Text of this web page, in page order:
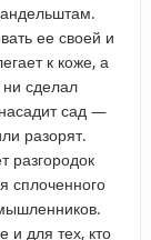
ее своей и
к коже, а
сделал
сад —
разорят.
разгородок
сплоченного
и для тех, кто